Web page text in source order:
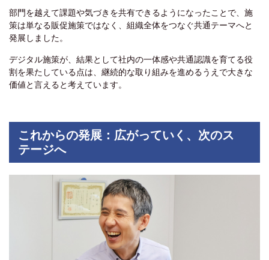
部門を越えて課題や気づきを共有できるようになったことで、施
策は単なる販促施策ではなく、組織全体をつなぐ共通テーマへと
発展しました。
デジタル施策が、結果として社内の一体感や共通認識を育てる役
割を果たしている点は、継続的な取り組みを進めるうえで大きな
価値と言えると考えています。
これからの発展：広がっていく、次のス
テージへ